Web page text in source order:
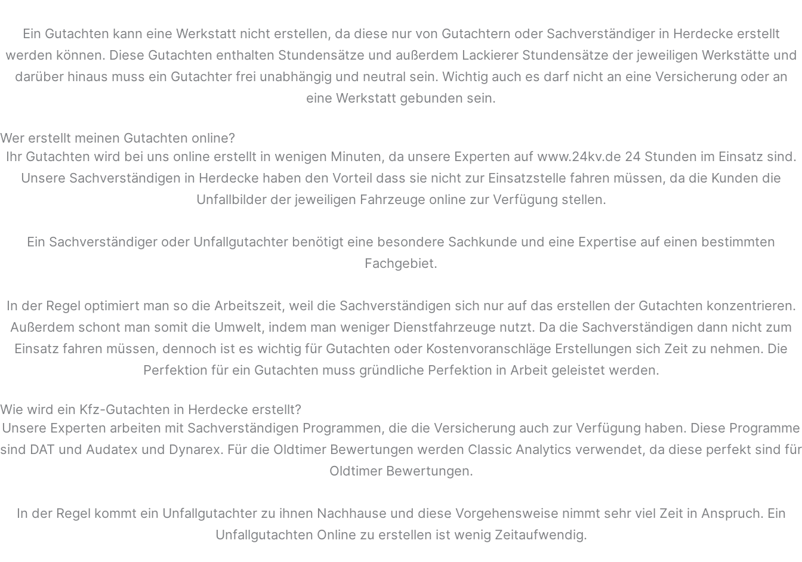
Ein Gutachten kann eine Werkstatt nicht erstellen, da diese nur von Gutachtern oder Sachverständiger in Herdecke erstellt
werden können. Diese Gutachten enthalten Stundensätze und außerdem Lackierer Stundensätze der jeweiligen Werkstätte und
darüber hinaus muss ein Gutachter frei unabhängig und neutral sein. Wichtig auch es darf nicht an eine Versicherung oder an
eine Werkstatt gebunden sein.
Wer erstellt meinen Gutachten online?
Ihr Gutachten wird bei uns online erstellt in wenigen Minuten, da unsere Experten auf www.24kv.de 24 Stunden im Einsatz sind.
Unsere Sachverständigen in Herdecke haben den Vorteil dass sie nicht zur Einsatzstelle fahren müssen, da die Kunden die
Unfallbilder der jeweiligen Fahrzeuge online zur Verfügung stellen.
Ein Sachverständiger oder Unfallgutachter benötigt eine besondere Sachkunde und eine Expertise auf einen bestimmten
Fachgebiet.
In der Regel optimiert man so die Arbeitszeit, weil die Sachverständigen sich nur auf das erstellen der Gutachten konzentrieren.
Außerdem schont man somit die Umwelt, indem man weniger Dienstfahrzeuge nutzt. Da die Sachverständigen dann nicht zum
Einsatz fahren müssen, dennoch ist es wichtig für Gutachten oder Kostenvoranschläge Erstellungen sich Zeit zu nehmen. Die
Perfektion für ein Gutachten muss gründliche Perfektion in Arbeit geleistet werden.
Wie wird ein Kfz-Gutachten in Herdecke erstellt?
Unsere Experten arbeiten mit Sachverständigen Programmen, die die Versicherung auch zur Verfügung haben. Diese Programme
sind DAT und Audatex und Dynarex. Für die Oldtimer Bewertungen werden Classic Analytics verwendet, da diese perfekt sind für
Oldtimer Bewertungen.
In der Regel kommt ein Unfallgutachter zu ihnen Nachhause und diese Vorgehensweise nimmt sehr viel Zeit in Anspruch. Ein
Unfallgutachten Online zu erstellen ist wenig Zeitaufwendig.